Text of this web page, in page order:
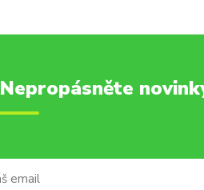
Nepropásněte